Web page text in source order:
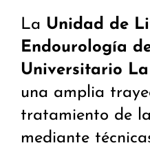
La Unidad de
Endourología
Universitario
una amplia
tratamiento de
mediante